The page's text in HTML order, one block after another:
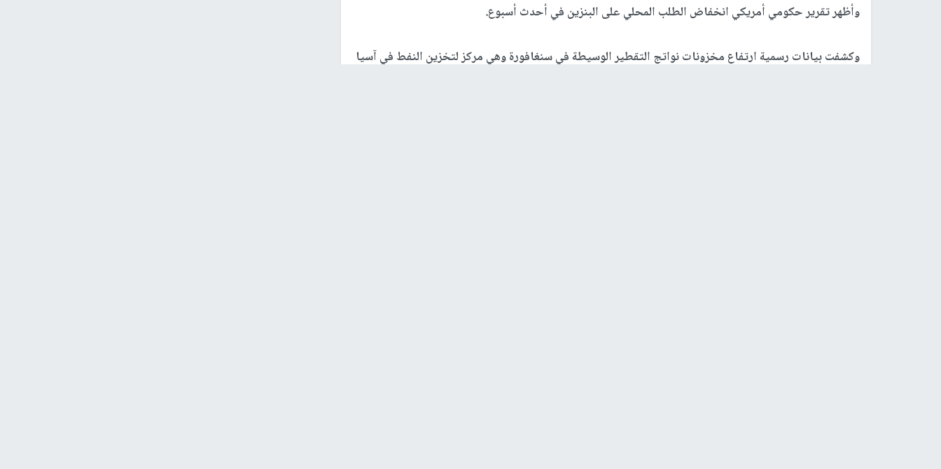
وأظهر تقرير حكومي أمريكي انخفاض الطلب المحلي على البنزين في أحدث أسبوع.
وكشفت بيانات رسمية ارتفاع مخزونات نواتج التقطير الوسيطة في سنغافورة وهي مركز لتخزين النفط في آسيا